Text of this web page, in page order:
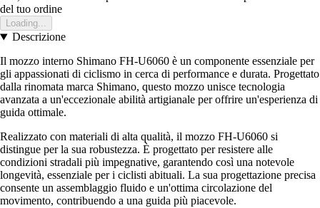
del tuo ordine
Loading...
Descrizione
Il mozzo interno Shimano FH-U6060 è un componente essenziale per
gli appassionati di ciclismo in cerca di performance e durata. Progettato
dalla rinomata marca Shimano, questo mozzo unisce tecnologia
avanzata a un'eccezionale abilità artigianale per offrire un'esperienza di
guida ottimale.
Realizzato con materiali di alta qualità, il mozzo FH-U6060 si
distingue per la sua robustezza. È progettato per resistere alle
condizioni stradali più impegnative, garantendo così una notevole
longevità, essenziale per i ciclisti abituali. La sua progettazione precisa
consente un assemblaggio fluido e un'ottima circolazione del
movimento, contribuendo a una guida più piacevole.